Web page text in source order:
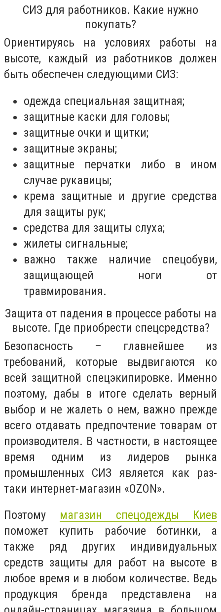
СИЗ для работников. Какие нужно
покупать?
Ориентируясь на условиях работы на
высоте, каждый из работников должен
быть обеспечен следующими СИЗ:
одежда специальная защитная;
защитные каски для головы;
защитные очки и щитки;
защитные экраны;
защитные перчатки либо в ином
случае рукавицы;
крема защитные и другие средства
для защиты рук;
средства для защиты слуха;
жилеты сигнальные;
важно также наличие спецобуви,
защищающей ноги от
травмирования.
Защита от падения в процессе работы на
высоте. Где приобрести спецсредства?
Безопасность – главнейшее из
требований, которые выдвигаются ко
всей защитной спецэкипировке. Именно
поэтому, дабы в итоге сделать верный
выбор и не жалеть о нем, важно прежде
всего отдавать предпочтение товарам от
производителя. В частности, в настоящее
время одним из лидеров рынка
промышленных СИЗ является как раз-
таки интернет-магазин «OZON».
Поэтому магазин спецодежды Киев
поможет купить рабочие ботинки, а
также ряд других индивидуальных
средств защиты для работ на высоте в
любое время и в любом количестве. Ведь
продукция бренда представлена на